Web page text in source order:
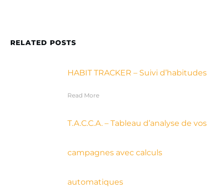
RELATED POSTS
HABIT TRACKER – Suivi d’habitudes
Read More
T.A.C.C.A. – Tableau d’analyse de vos
campagnes avec calculs
automatiques